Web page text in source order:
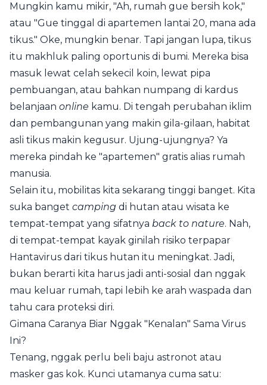
Mungkin kamu mikir, "Ah, rumah gue bersih kok,"
atau "Gue tinggal di apartemen lantai 20, mana ada
tikus." Oke, mungkin benar. Tapi jangan lupa, tikus
itu makhluk paling oportunis di bumi. Mereka bisa
masuk lewat celah sekecil koin, lewat pipa
pembuangan, atau bahkan numpang di kardus
belanjaan online kamu. Di tengah perubahan iklim
dan pembangunan yang makin gila-gilaan, habitat
asli tikus makin kegusur. Ujung-ujungnya? Ya
mereka pindah ke "apartemen" gratis alias rumah
manusia.
Selain itu, mobilitas kita sekarang tinggi banget. Kita
suka banget camping di hutan atau wisata ke
tempat-tempat yang sifatnya back to nature. Nah,
di tempat-tempat kayak ginilah risiko terpapar
Hantavirus dari tikus hutan itu meningkat. Jadi,
bukan berarti kita harus jadi anti-sosial dan nggak
mau keluar rumah, tapi lebih ke arah waspada dan
tahu cara proteksi diri.
Gimana Caranya Biar Nggak "Kenalan" Sama Virus
Ini?
Tenang, nggak perlu beli baju astronot atau
masker gas kok. Kunci utamanya cuma satu: